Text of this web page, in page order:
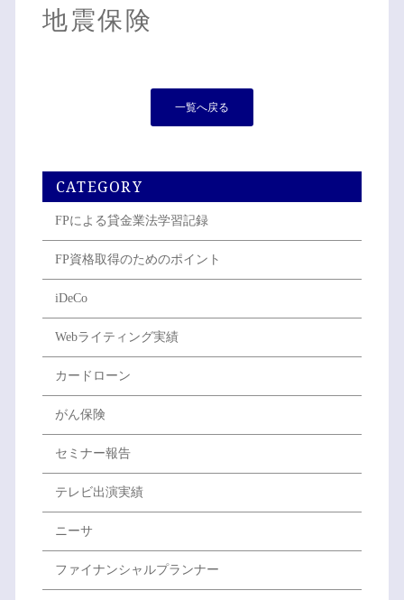
地震保険
一覧へ戻る
CATEGORY
FPによる貸金業法学習記録
FP資格取得のためのポイント
iDeCo
Webライティング実績
カードローン
がん保険
セミナー報告
テレビ出演実績
ニーサ
ファイナンシャルプランナー